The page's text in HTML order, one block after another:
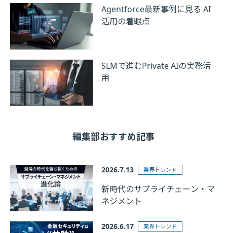
Agentforce最新事例に見る AI
活用の着眼点
SLMで進むPrivate AIの実務活
用
編集部おすすめ記事
2026.7.13 業界トレンド
新時代のサプライチェーン・マ
ネジメント
2026.6.17 業界トレンド